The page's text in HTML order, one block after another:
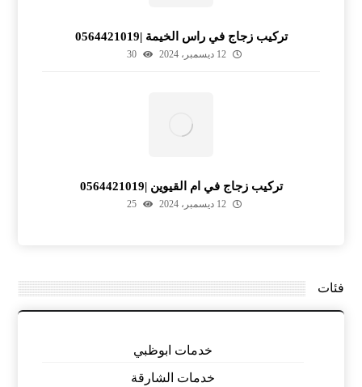
تركيب زجاج في راس الخيمة |0564421019
12 ديسمبر، 2024 30
تركيب زجاج في ام القيوين |0564421019
12 ديسمبر، 2024 25
فئات
خدمات ابوظبي
خدمات الشارقة